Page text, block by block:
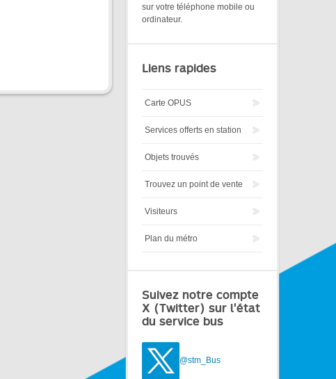
sur votre téléphone mobile ou
ordinateur.
Liens rapides
Carte OPUS
Services offerts en station
Objets trouvés
Trouvez un point de vente
Visiteurs
Plan du métro
Suivez notre compte
X (Twitter) sur l'état
du service bus
@stm_Bus